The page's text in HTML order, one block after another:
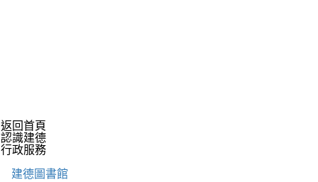
返回首頁
認識建德
行政服務
建德圖書館